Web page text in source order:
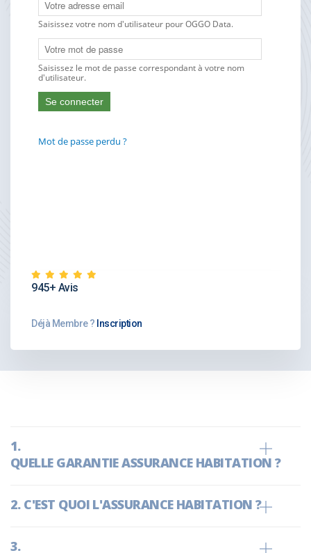
945+ Avis
Déjà Membre ? Inscription
QUELLE GARANTIE ASSURANCE HABITATION ?
C'EST QUOI L'ASSURANCE HABITATION ?